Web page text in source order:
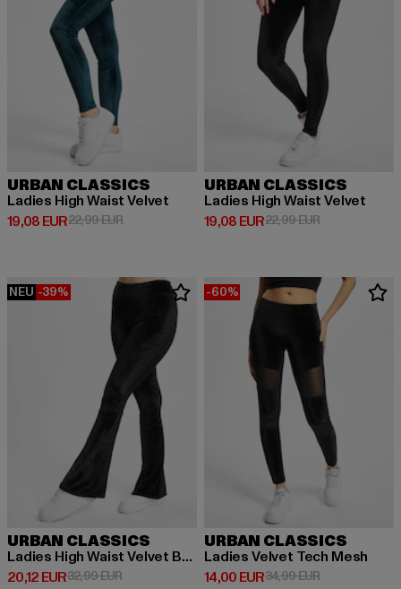
URBAN CLASSICS
Ladies High Waist Velvet
19,08 EUR
Derzeitiger Preis: 19,08 EUR
22,99 EURAktionspreis: 22,99 EUR
URBAN CLASSICS
Ladies High Waist Velvet
19,08 EUR
Derzeitiger Preis: 19,08 EUR
22,99 EURAktionspreis:
NEU -39%
URBAN CLASSICS
Ladies High Waist Velvet Boot Cut
20,12 EUR
Derzeitiger Preis: 20,12 EUR
32,99 EURAktionspreis: 32,99 EUR
-60%
URBAN CLASSICS
Ladies Velvet Tech Mesh
14,00 EUR
Derzeitiger Preis: 14,00 EUR
34,99 EURAktionspreis: